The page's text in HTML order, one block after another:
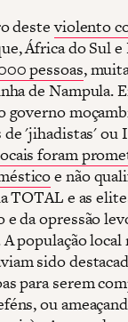
desteviolento
África do Sul e
pessoas,
de Nampula.
governo
'jihadistas' ou
foram
e não
TOTAL e as
da opressão
população
sido
para serem
ou